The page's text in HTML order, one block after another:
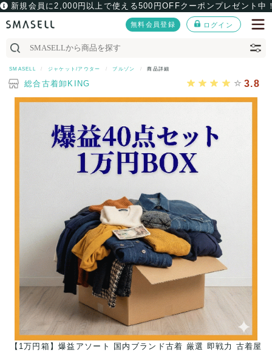
新規会員に2,000円以上で使える500円OFFクーポンプレゼント中
無料会員登録 ログイン
SMASELL ジャケット/アウター ブルゾン 商品詳細
総合古着卸KING 3.8
【1万円箱】爆益アソート 国内ブランド古着 厳選 即戦力 古着屋